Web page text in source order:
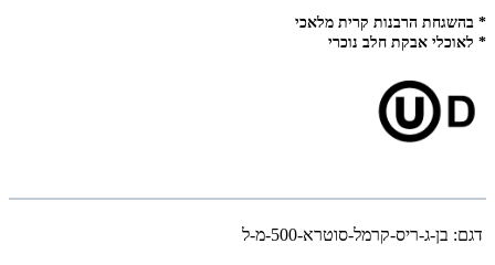
* בהשגחת הרבנות קרית מלאכי
* לאוכלי אבקת חלב נוכרי
דגם: בן-ג-ריס-קרמל-סוטרא-500-מ-ל